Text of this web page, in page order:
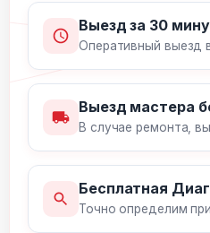
Выезд за 30
Оперативный выезд
Выезд мастера
В случае ремонта,
Бесплатная
Точно определим